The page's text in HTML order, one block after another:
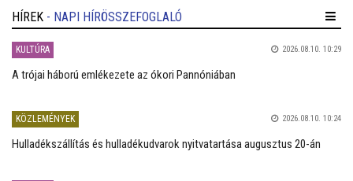
HÍREK - NAPI HÍRÖSSZEFOGLALÓ
KULTÚRA 2026.08.10. 10:29
A trójai háború emlékezete az ókori Pannóniában
KÖZLEMÉNYEK 2026.08.10. 10:24
Hulladékszállítás és hulladékudvarok nyitvatartása augusztus 20-án